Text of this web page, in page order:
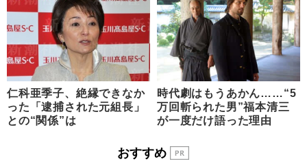
仁科亜季子、絶縁できなか
った「逮捕された元組長」
との“関係”は
時代劇はもうあかん……“5
万回斬られた男”福本清三
が一度だけ語った理由
おすすめ